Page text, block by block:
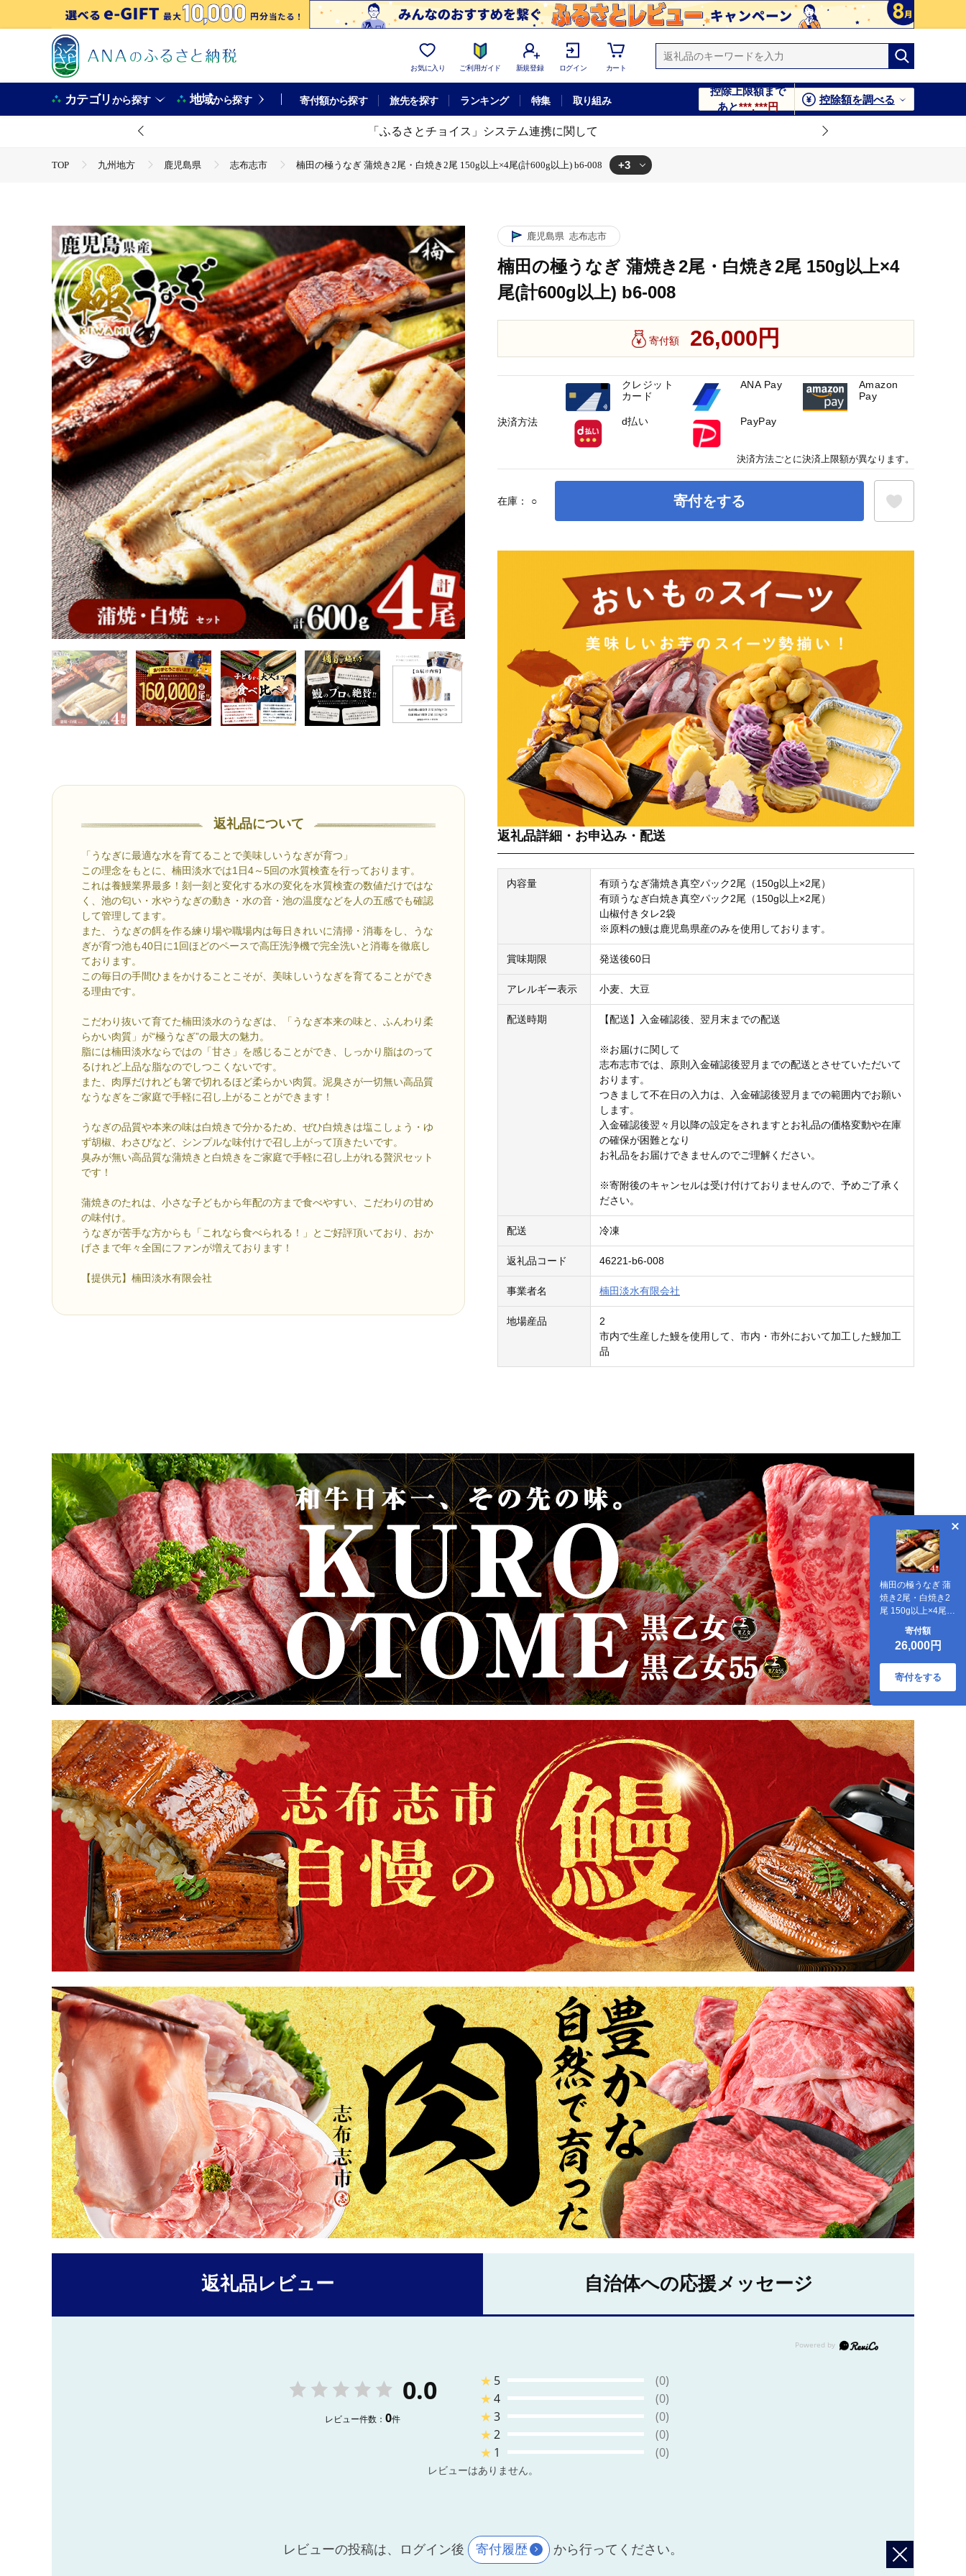
お気に入り ご利用ガイド 新規登録 ログイン カート
カテゴリから探す 地域から探す 寄付額から探す 旅先を探す ランキング 特集 取り組み
控除上限額まで
あと***,***円
控除額を調べる
「ふるさとチョイス」システム連携に関して
TOP 九州地方 鹿児島県 志布志市 楠田の極うなぎ 蒲焼き2尾・白焼き2尾 150g以上×4尾(計600g以上) b6-008 +3
返礼品について
「うなぎに最適な水を育てることで美味しいうなぎが育つ」
この理念をもとに、楠田淡水では1日4～5回の水質検査を行っております。
これは養鰻業界最多！刻一刻と変化する水の変化を水質検査の数値だけではな
く、池の匂い・水やうなぎの動き・水の音・池の温度などを人の五感でも確認
して管理してます。
また、うなぎの餌を作る練り場や職場内は毎日きれいに清掃・消毒をし、うな
ぎが育つ池も40日に1回ほどのペースで高圧洗浄機で完全洗いと消毒を徹底し
ております。
この毎日の手間ひまをかけることこそが、美味しいうなぎを育てることができ
る理由です。
こだわり抜いて育てた楠田淡水のうなぎは、「うなぎ本来の味と、ふんわり柔
らかい肉質」が“極うなぎ”の最大の魅力。
脂には楠田淡水ならではの「甘さ」を感じることができ、しっかり脂はのって
るけれど上品な脂なのでしつこくないです。
また、肉厚だけれども箸で切れるほど柔らかい肉質。泥臭さが一切無い高品質
なうなぎをご家庭で手軽に召し上がることができます！
うなぎの品質や本来の味は白焼きで分かるため、ぜひ白焼きは塩こしょう・ゆ
ず胡椒、わさびなど、シンプルな味付けで召し上がって頂きたいです。
臭みが無い高品質な蒲焼きと白焼きをご家庭で手軽に召し上がれる贅沢セット
です！
蒲焼きのたれは、小さな子どもから年配の方まで食べやすい、こだわりの甘め
の味付け。
うなぎが苦手な方からも「これなら食べられる！」とご好評頂いており、おか
げさまで年々全国にファンが増えております！
【提供元】楠田淡水有限会社
鹿児島県 志布志市
楠田の極うなぎ 蒲焼き2尾・白焼き2尾 150g以上×4
尾(計600g以上) b6-008
寄付額 26,000円
在庫： ○ 寄付をする
楠田の極うなぎ 蒲
焼き2尾・白焼き2
尾 150g以上×4尾
寄付額
26,000円
寄付をする
返礼品詳細・お申込み・配送
内容量
有頭うなぎ蒲焼き真空パック2尾（150g以上×2尾）
有頭うなぎ白焼き真空パック2尾（150g以上×2尾）
山椒付きタレ2袋
※原料の鰻は鹿児島県産のみを使用しております。
賞味期限 発送後60日
アレルギー表示 小麦、大豆
配送時期 【配送】入金確認後、翌月末までの配送
※お届けに関して
志布志市では、原則入金確認後翌月までの配送とさせていただいて
おります。
つきまして不在日の入力は、入金確認後翌月までの範囲内でお願い
します。
入金確認後翌々月以降の設定をされますとお礼品の価格変動や在庫
の確保が困難となり
お礼品をお届けできませんのでご理解ください。
※寄附後のキャンセルは受け付けておりませんので、予めご了承く
ださい。
配送 冷凍
返礼品コード 46221-b6-008
事業者名 楠田淡水有限会社
地場産品
2
市内で生産した鰻を使用して、市内・市外において加工した鰻加工
品
決済方法
クレジット
カード
ANA Pay
Amazon
Pay
d払い PayPay
決済方法ごとに決済上限額が異なります。
返礼品レビュー 自治体への応援メッセージ
0.0
レビュー件数： 0件
★ 5
(0)
★4
(0)
★3
(0)
★2
(0)
★ 1 (0)
レビューはありません。
レビューの投稿は、ログイン後 寄付履歴 から行ってください。